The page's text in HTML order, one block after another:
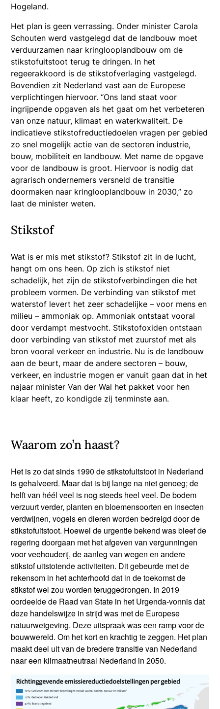
Hogeland.
Het plan is geen verrassing. Onder minister Carola
Schouten werd vastgelegd dat de landbouw moet
verduurzamen naar kringlooplandbouw om de
stikstofuitstoot terug te dringen. In het
regeerakkoord is de stikstofverlaging vastgelegd.
Bovendien zit Nederland vast aan de Europese
verplichtingen hiervoor. “Ons land staat voor
ingrijpende opgaven als het gaat om het verbeteren
van onze natuur, klimaat en waterkwaliteit. De
indicatieve stikstofreductiedoelen vragen per gebied
zo snel mogelijk actie van de sectoren industrie,
bouw, mobiliteit en landbouw. Met name de opgave
voor de landbouw is groot. Hiervoor is nodig dat
agrarisch ondernemers versneld de transitie
doormaken naar kringlooplandbouw in 2030,” zo
laat de minister weten.
Stikstof
Wat is er mis met stikstof? Stikstof zit in de lucht,
hangt om ons heen. Op zich is stikstof niet
schadelijk, het zijn de stikstofverbindingen die het
probleem vormen. De verbinding van stikstof met
waterstof levert het zeer schadelijke – voor mens en
milieu – ammoniak op. Ammoniak ontstaat vooral
door verdampt mestvocht. Stikstofoxiden ontstaan
door verbinding van stikstof met zuurstof met als
bron vooral verkeer en industrie. Nu is de landbouw
aan de beurt, maar de andere sectoren – bouw,
verkeer, en industrie mogen er vanuit gaan dat in het
najaar minister Van der Wal het pakket voor hen
klaar heeft, zo kondigde zij tenminste aan.
Waarom zo’n haast?
Het is zo dat sinds 1990 de stikstofuitstoot in Nederland
is gehalveerd. Maar dat is bij lange na niet genoeg; de
helft van héél veel is nog steeds heel veel. De bodem
verzuurt verder, planten en bloemensoorten en insecten
verdwijnen, vogels en dieren worden bedreigd door de
stikstofuitstoot. Hoewel de urgentie bekend was bleef de
regering doorgaan met het afgeven van vergunningen
voor veehouderij, de aanleg van wegen en andere
stikstof uitstotende activiteiten. Dit gebeurde met de
rekensom in het achterhoofd dat in de toekomst de
stikstof wel zou worden teruggedrongen. In 2019
oordeelde de Raad van State in het Urgenda-vonnis dat
deze handelswijze in strijd was met de Europese
natuurwetgeving. Deze uitspraak was een ramp voor de
bouwwereld. Om het kort en krachtig te zeggen. Het plan
maakt deel uit van de bredere transitie van Nederland
naar een klimaatneutraal Nederland in 2050.